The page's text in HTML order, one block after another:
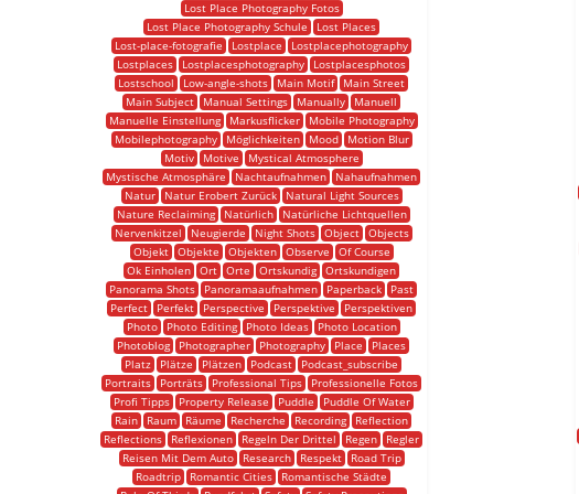
Lost Place Photography Fotos
Lost Place Photography Schule
Lost Places
Lost-place-fotografie
Lostplace
Lostplacephotography
Lostplaces
Lostplacesphotography
Lostplacesphotos
Lostschool
Low-angle-shots Main Motif
Main Street
Main Subject
Manual Settings Manually
Manuell
Manuelle Einstellung
Markusflicker
Mobile Photography
Mobilephotography
Möglichkeiten Mood
Motion Blur
Motiv
Motive
Mystical Atmosphere
Mystische Atmosphäre
Nachtaufnahmen
Nahaufnahmen
Natur
Natur Erobert Zurück
Natural Light Sources
Nature Reclaiming
Natürlich
Natürliche Lichtquellen
Nervenkitzel
Neugierde Night Shots Object
Objects
Objekt
Objekte Objekten Observe
Of Course
Ok Einholen Ort Orte Ortskundig Ortskundigen
Panorama Shots
Panoramaaufnahmen Paperback
Past
Perfect
Perfekt Perspective Perspektive
Perspektiven
Photo
Photo Editing Photo Ideas
Photo Location
Photoblog
Photographer Photography Place
Places
Platz
Plätze Plätzen Podcast
Podcast_subscribe
Portraits
Porträts Professional Tips
Professionelle Fotos
Profi Tipps
Property Release Puddle
Puddle Of Water
Rain
Raum Räume Recherche Recording
Reflection
Reflections
Reflexionen Regeln Der Drittel Regen
Regler
Reisen Mit Dem Auto
Research Respekt
Road Trip
Roadtrip
Romantic Cities
Romantische Städte